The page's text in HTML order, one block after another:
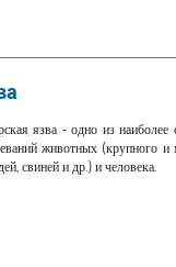
язва - одно из
животных (крупного и
свиней и др.) и человека.